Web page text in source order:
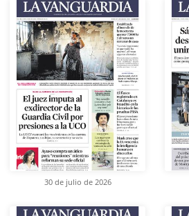
30 de julio de 2026